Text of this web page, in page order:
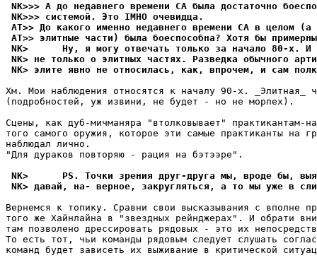
NK>>> А до недавнего времени СА была достаточно
NK>>> системой. Это IMHO очевидца.
AT>> До какого именно недавнего времени СА в целом (а
AT>> элитные части) была боеспособна? Хотя бы
NK>      Ну, я могу отвечать только за начало 80-х. И
NK> не только о элитных частях. Разведка обычного
NK> элите явно не относилась, как, впрочем, и сам
Хм. Мои наблюдения относятся к началу 90-х. _Элитная_
(подробностей, уж извини, не будет - но не морпех).
Сцены, как дуб-мичманяра "втолковывает" практикантам-
того самого оружия, которое эти самые практиканты на
наблюдал лично.
"Для дураков повторяю - рация на бэтээре".
NK>      PS. Точки зрения друг-друга мы, вроде бы,
NK> давай, на- верное, закругляться, а то мы уже в
Вернемся к топику. Сравни свои высказывания с вполне
того же Хайнлайна в "звездных рейнджерах". И обрати
там позволено дрессировать рядовых - это их
То есть тот, чьи команды рядовым следует слушать
команд будет зависеть их выживание в критической